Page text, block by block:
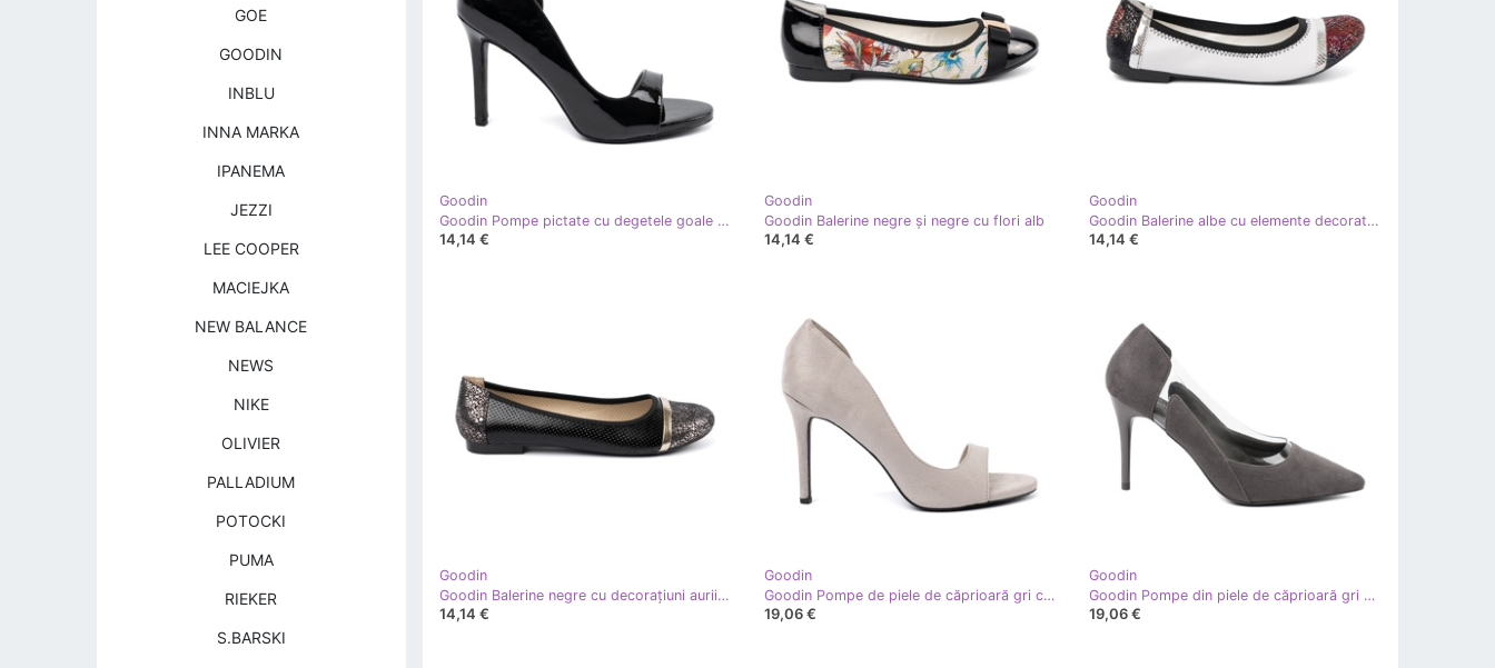
Goodin
Goodin Pompe pictate cu degetele goale cu degetele negre negru
14,14 €
Goodin
Goodin Balerine negre și negre cu flori alb
14,14 €
Goodin
Goodin Balerine albe cu elemente decorative
14,14 €
Goodin
Goodin Balerine negre cu decorațiuni aurii negru
14,14 €
Goodin
Goodin Pompe de piele de căprioară gri cu degetele goale
19,06 €
Goodin
Goodin Pompe din piele de căprioară gri cu inserții transparente
19,06 €
GOE
GOODIN
INBLU
INNA MARKA
IPANEMA
JEZZI
LEE COOPER
MACIEJKA
NEW BALANCE
NEWS
NIKE
OLIVIER
PALLADIUM
POTOCKI
PUMA
RIEKER
S.BARSKI